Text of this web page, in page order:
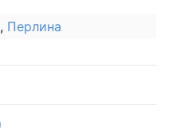
, Перлина